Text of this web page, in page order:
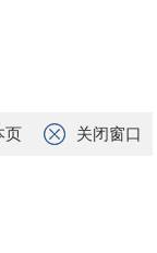
页 关闭窗口